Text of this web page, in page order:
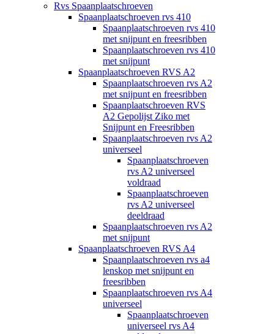
Rvs Spaanplaatschroeven
Spaanplaatschroeven rvs 410
Spaanplaatschroeven rvs 410
met snijpunt en freesribben
Spaanplaatschroeven rvs 410
met snijpunt
Spaanplaatschroeven RVS A2
Spaanplaatschroeven rvs A2
met snijpunt en freesribben
Spaanplaatschroeven RVS
A2 Gepolijst Ziko met
Snijpunt en Freesribben
Spaanplaatschroeven rvs A2
universeel
Spaanplaatschroeven
rvs A2 universeel
voldraad
Spaanplaatschroeven
rvs A2 universeel
deeldraad
Spaanplaatschroeven rvs A2
met snijpunt
Spaanplaatschroeven RVS A4
Spaanplaatschroeven rvs a4
lenskop met snijpunt en
freesribben
Spaanplaatschroeven rvs A4
universeel
Spaanplaatschroeven
universeel rvs A4